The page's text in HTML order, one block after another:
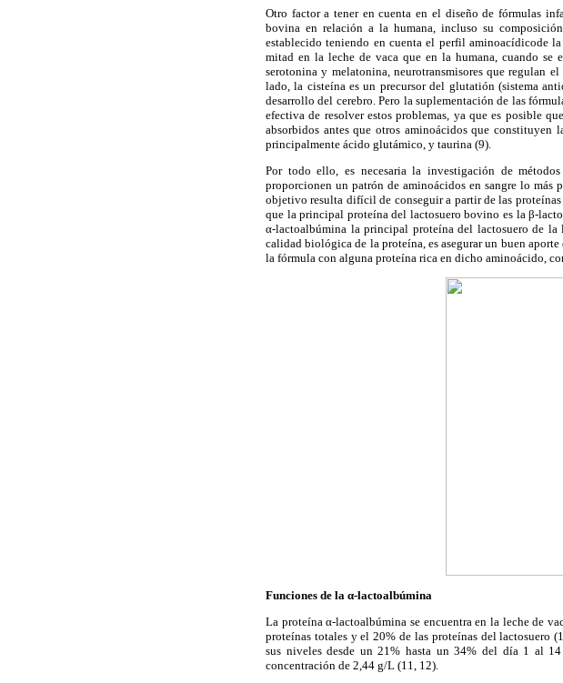
Otro factor a tener en cuenta en el diseño de fórmulas
bovina en relación a la humana, incluso su
establecido teniendo en cuenta el perfil aminoacídicode
mitad en la leche de vaca que en la humana, cuando se
serotonina y melatonina, neurotransmisores que regulan
lado, la cisteína es un precursor del glutatión (sistema
desarrollo del cerebro. Pero la suplementación de las
efectiva de resolver estos problemas, ya que es posible
absorbidos antes que otros aminoácidos que constituyen
principalmente ácido glutámico, y taurina (9).
Por todo ello, es necesaria la investigación de
proporcionen un patrón de aminoácidos en sangre lo más
objetivo resulta difícil de conseguir a partir de las
que la principal proteína del lactosuero bovino es la β-
α-lactoalbúmina la principal proteína del lactosuero de la
calidad biológica de la proteína, es asegurar un buen
la fórmula con alguna proteína rica en dicho aminoácido,
Funciones de la α-lactoalbúmina
La proteína α-lactoalbúmina se encuentra en la leche de
proteínas totales y el 20% de las proteínas del lactosuero
sus niveles desde un 21% hasta un 34% del día 1 al
concentración de 2,44 g/L (11, 12).